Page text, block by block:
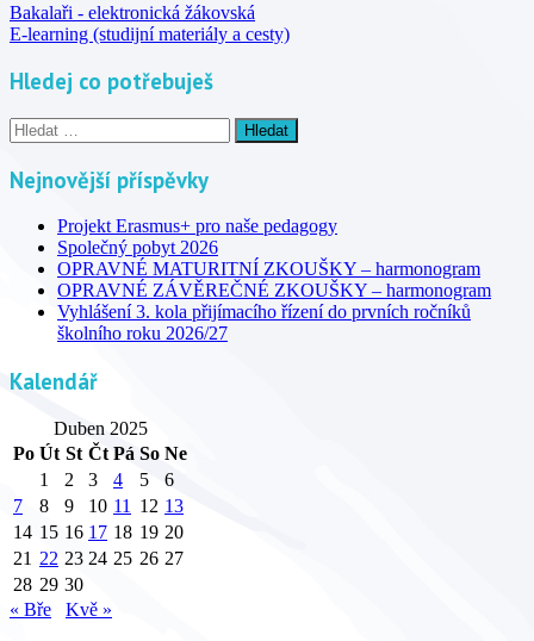
Bakalaři - elektronická žákovská
E-learning (studijní materiály a cesty)
Hledej co potřebuješ
Vyhledávání
Nejnovější příspěvky
Projekt Erasmus+ pro naše pedagogy
Společný pobyt 2026
OPRAVNÉ MATURITNÍ ZKOUŠKY – harmonogram
OPRAVNÉ ZÁVĚREČNÉ ZKOUŠKY – harmonogram
Vyhlášení 3. kola přijímacího řízení do prvních ročníků
školního roku 2026/27
Kalendář
Duben 2025
Po Út St Čt Pá So Ne
1
2 3 4 5
6
7
8 9 10 11 12 13
14 15 16 17 18 19 20
21 22 23 24 25 26 27
28 29 30
« Bře
Kvě »